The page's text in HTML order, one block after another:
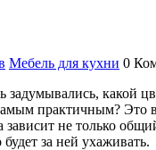
Мебель для кухни 0
задумывались, какой
практичным? Это
зависит не только
будет за ней ухаживать.